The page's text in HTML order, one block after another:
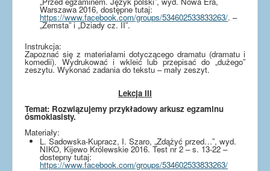
Warszawa 2016, dostępne tutaj:
https://www.facebook.com/groups/534602533833263/. –
„Zemsta” i „Dziady cz. II”.
Instrukcja:
Zapoznać się z materiałami dotyczącego dramatu (dramatu i
komedii). Wydrukować i wkleić lub przepisać do „dużego”
zeszytu. Wykonać zadania do tekstu – mały zeszyt.
Lekcja III
Temat: Rozwiązujemy przykładowy arkusz egzaminu
ósmoklasisty.
Materiały:
L. Sadowska-Kupracz, I. Szaro, „Zdążyć przed…”, wyd.
NIKO, Kijewo Królewskie 2016. Test nr 2 – s. 13-22 –
dostepny tutaj:
https://www.facebook.com/groups/534602533833263/